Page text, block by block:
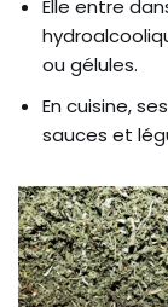
Elle entre
ou gélules.
En cuisine,
sauces et